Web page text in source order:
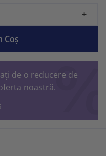
+
Coş
de o reducere de
noastră.